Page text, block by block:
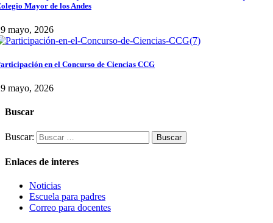
Mayor de los Andes
mayo, 2026
en el Concurso de Ciencias CCG
mayo, 2026
Buscar
Buscar:
Enlaces de interes
Noticias
Escuela para padres
Correo para docentes